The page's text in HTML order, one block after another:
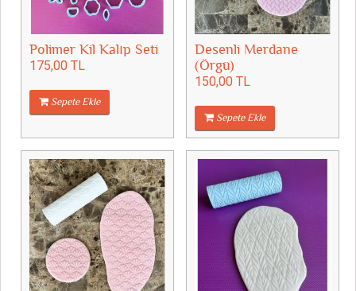
Polimer Kil Kalıp Seti
175,00 TL
Sepete Ekle
Desenli Merdane
(Örgü)
150,00 TL
Sepete Ekle